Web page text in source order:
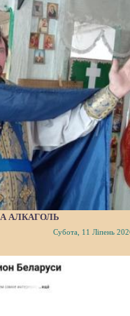
АЛКАГОЛЬ
Субота, 11 Ліпень